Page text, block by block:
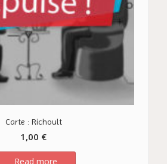
Carte : Richoult
1,00 €
Read more